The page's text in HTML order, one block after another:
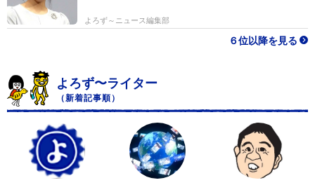
よろず～ニュース編集部
６位以降を見る
よろず〜ライター
（新着記事順）